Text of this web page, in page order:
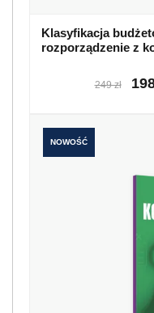
Klasyfikacja
rozporządzenie z
249 zł
NOWOŚĆ